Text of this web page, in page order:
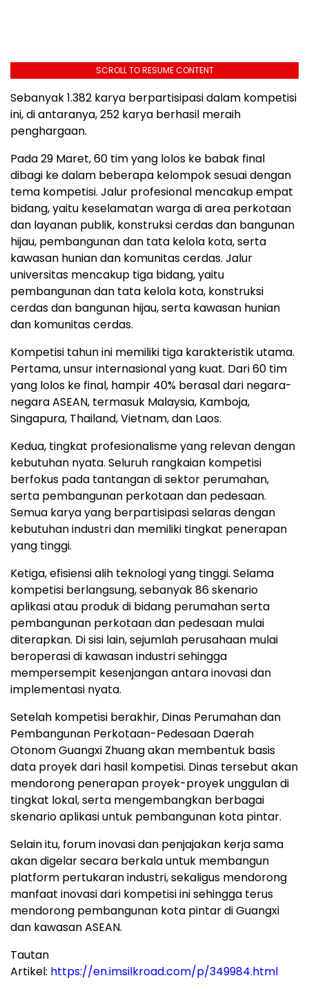
SCROLL TO RESUME CONTENT
Sebanyak 1.382 karya berpartisipasi dalam kompetisi
ini, di antaranya, 252 karya berhasil meraih
penghargaan.
Pada 29 Maret, 60 tim yang lolos ke babak final
dibagi ke dalam beberapa kelompok sesuai dengan
tema kompetisi. Jalur profesional mencakup empat
bidang, yaitu keselamatan warga di area perkotaan
dan layanan publik, konstruksi cerdas dan bangunan
hijau, pembangunan dan tata kelola kota, serta
kawasan hunian dan komunitas cerdas. Jalur
universitas mencakup tiga bidang, yaitu
pembangunan dan tata kelola kota, konstruksi
cerdas dan bangunan hijau, serta kawasan hunian
dan komunitas cerdas.
Kompetisi tahun ini memiliki tiga karakteristik utama.
Pertama, unsur internasional yang kuat. Dari 60 tim
yang lolos ke final, hampir 40% berasal dari negara-
negara ASEAN, termasuk Malaysia, Kamboja,
Singapura, Thailand, Vietnam, dan Laos.
Kedua, tingkat profesionalisme yang relevan dengan
kebutuhan nyata. Seluruh rangkaian kompetisi
berfokus pada tantangan di sektor perumahan,
serta pembangunan perkotaan dan pedesaan.
Semua karya yang berpartisipasi selaras dengan
kebutuhan industri dan memiliki tingkat penerapan
yang tinggi.
Ketiga, efisiensi alih teknologi yang tinggi. Selama
kompetisi berlangsung, sebanyak 86 skenario
aplikasi atau produk di bidang perumahan serta
pembangunan perkotaan dan pedesaan mulai
diterapkan. Di sisi lain, sejumlah perusahaan mulai
beroperasi di kawasan industri sehingga
mempersempit kesenjangan antara inovasi dan
implementasi nyata.
Setelah kompetisi berakhir, Dinas Perumahan dan
Pembangunan Perkotaan-Pedesaan Daerah
Otonom Guangxi Zhuang akan membentuk basis
data proyek dari hasil kompetisi. Dinas tersebut akan
mendorong penerapan proyek-proyek unggulan di
tingkat lokal, serta mengembangkan berbagai
skenario aplikasi untuk pembangunan kota pintar.
Selain itu, forum inovasi dan penjajakan kerja sama
akan digelar secara berkala untuk membangun
platform pertukaran industri, sekaligus mendorong
manfaat inovasi dari kompetisi ini sehingga terus
mendorong pembangunan kota pintar di Guangxi
dan kawasan ASEAN.
Tautan
Artikel: https://en.imsilkroad.com/p/349984.html